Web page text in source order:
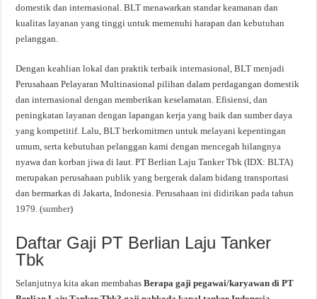
domestik dan internasional. BLT menawarkan standar keamanan dan
kualitas layanan yang tinggi untuk memenuhi harapan dan kebutuhan
pelanggan.
Dengan keahlian lokal dan praktik terbaik internasional, BLT menjadi
Perusahaan Pelayaran Multinasional pilihan dalam perdagangan domestik
dan internasional dengan memberikan keselamatan. Efisiensi, dan
peningkatan layanan dengan lapangan kerja yang baik dan sumber daya
yang kompetitif. Lalu, BLT berkomitmen untuk melayani kepentingan
umum, serta kebutuhan pelanggan kami dengan mencegah hilangnya
nyawa dan korban jiwa di laut. PT Berlian Laju Tanker Tbk (IDX: BLTA)
merupakan perusahaan publik yang bergerak dalam bidang transportasi
dan bermarkas di Jakarta, Indonesia. Perusahaan ini didirikan pada tahun
1979. (sumber)
Daftar Gaji PT Berlian Laju Tanker
Tbk
Selanjutnya kita akan membahasBerapa gaji pegawai/karyawan di PT